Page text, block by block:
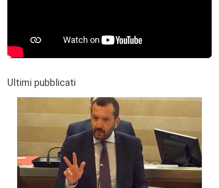
Ultimi pubblicati